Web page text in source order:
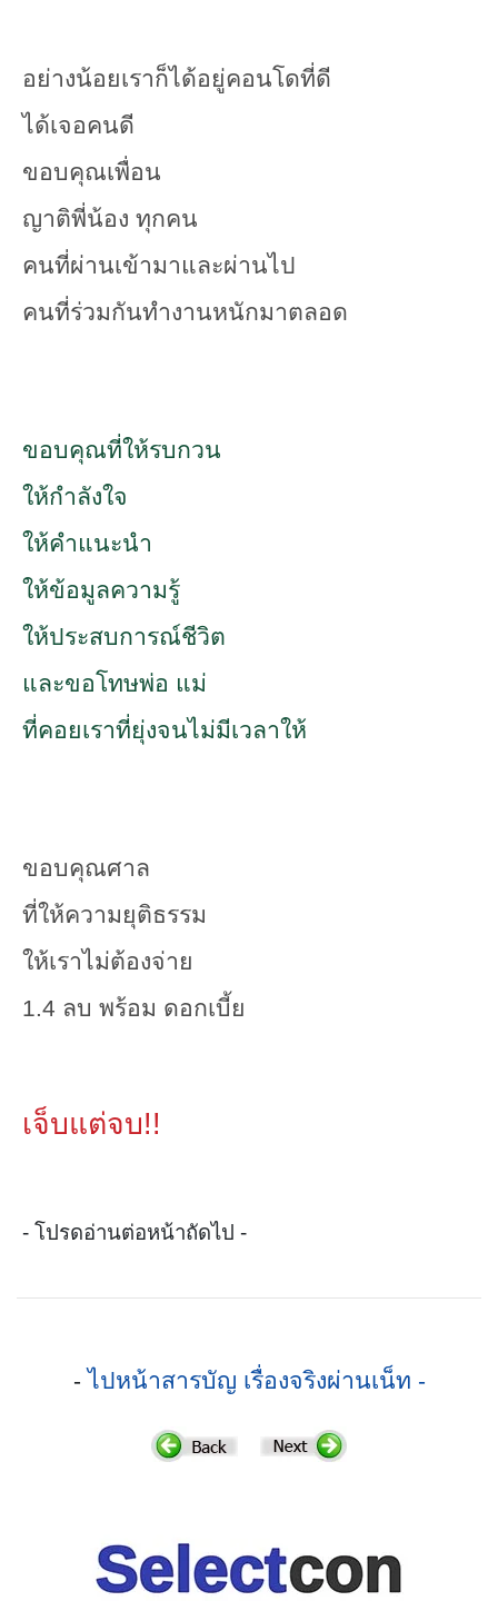
อย่างน้อยเราก็ได้อยู่คอนโดที่ดี
ได้เจอคนดี
ขอบคุณเพื่อน
ญาติพี่น้อง ทุกคน
คนที่ผ่านเข้ามาและผ่านไป
คนที่ร่วมกันทำงานหนักมาตลอด
ขอบคุณที่ให้รบกวน
ให้กำลังใจ
ให้คำแนะนำ
ให้ข้อมูลความรู้
ให้ประสบการณ์ชีวิต
และขอโทษพ่อ แม่
ที่คอยเราที่ยุ่งจนไม่มีเวลาให้
ขอบคุณศาล
ที่ให้ความยุติธรรม
ให้เราไม่ต้องจ่าย
1.4 ลบ พร้อม ดอกเบี้ย
เจ็บแต่จบ!!
- โปรดอ่านต่อหน้าถัดไป -
- ไปหน้าสารบัญ เรื่องจริงผ่านเน็ท -